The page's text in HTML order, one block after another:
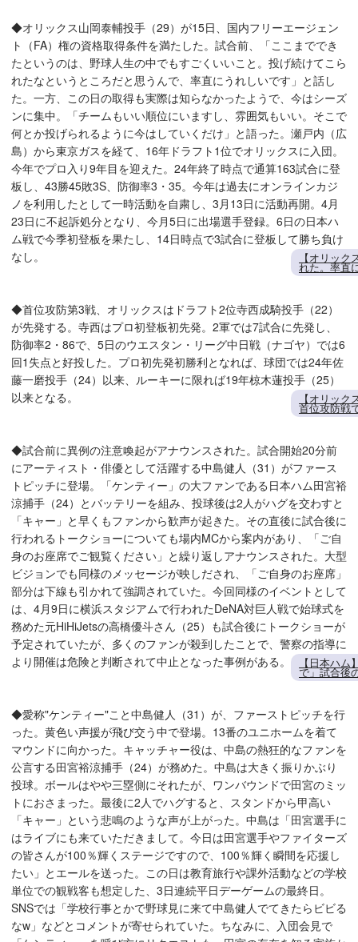
◆オリックス山岡泰輔投手（29）が15日、国内フリーエージェン
ト（FA）権の資格取得条件を満たした。試合前、「ここまででき
たというのは、野球人生の中でもすごくいいこと。投げ続けてこら
れたなというところだと思うんで、率直にうれしいです」と話し
た。一方、この日の取得も実際は知らなかったようで、今はシーズ
ンに集中。「チームもいい順位にいますし、雰囲気もいい。そこで
何とか投げられるように今はしていくだけ」と語った。瀬戸内（広
島）から東京ガスを経て、16年ドラフト1位でオリックスに入団。
今年でプロ入り9年目を迎えた。24年終了時点で通算163試合に登
板し、43勝45敗3S、防御率3・35。今年は過去にオンラインカジ
ノを利用したとして一時活動を自粛し、3月13日に活動再開。4月
23日に不起訴処分となり、今月5日に出場選手登録。6日の日本ハ
ム戦で今季初登板を果たし、14日時点で3試合に登板して勝ち負け
なし。
【オリッ
れた。率直
◆首位攻防第3戦、オリックスはドラフト2位寺西成騎投手（22）
が先発する。寺西はプロ初登板初先発。2軍では7試合に先発し、
防御率2・86で、5日のウエスタン・リーグ中日戦（ナゴヤ）では6
回1失点と好投した。プロ初先発初勝利となれば、球団では24年佐
藤一磨投手（24）以来、ルーキーに限れば19年椋木蓮投手（25）
以来となる。
【オリッ
首位攻防戦
◆試合前に異例の注意喚起がアナウンスされた。試合開始20分前
にアーティスト・俳優として活躍する中島健人（31）がファース
トピッチに登場。「ケンティー」の大ファンである日本ハム田宮裕
涼捕手（24）とバッテリーを組み、投球後は2人がハグを交わすと
「キャー」と早くもファンから歓声が起きた。その直後に試合後に
行われるトークショーについても場内MCから案内があり、「ご自
身のお座席でご観覧ください」と繰り返しアナウンスされた。大型
ビジョンでも同様のメッセージが映しだされ、「ご自身のお座席」
部分は下線も引かれて強調されていた。今回同様のイベントとして
は、4月9日に横浜スタジアムで行われたDeNA対巨人戦で始球式を
務めた元HiHiJetsの高橋優斗さん（25）も試合後にトークショーが
予定されていたが、多くのファンが殺到したことで、警察の指導に
より開催は危険と判断されて中止となった事例がある。
【日本ハ
で」試合後
◆愛称"ケンティー"こと中島健人（31）が、ファーストピッチを行
った。黄色い声援が飛び交う中で登場。13番のユニホームを着て
マウンドに向かった。キャッチャー役は、中島の熱狂的なファンを
公言する田宮裕涼捕手（24）が務めた。中島は大きく振りかぶり
投球。ボールはやや三塁側にそれたが、ワンバウンドで田宮のミッ
トにおさまった。最後に2人でハグすると、スタンドから甲高い
「キャー」という悲鳴のような声が上がった。中島は「田宮選手に
はライブにも来ていただきまして。今日は田宮選手やファイターズ
の皆さんが100％輝くステージですので、100％輝く瞬間を応援し
たい」とエールを送った。この日は教育旅行や課外活動などの学校
単位での観戦客も想定した、3日連続平日デーゲームの最終日。
SNSでは「学校行事とかで野球見に来て中島健人でてきたらビビる
なw」などとコメントが寄せられていた。ちなみに、入団会見で